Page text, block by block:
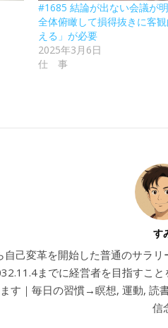
#1685 結論が出ない会議が
全体俯瞰して損得抜きに客
える」が必要
2025年3月6日
仕 事
す
自己変革を開始した普通のサラ
までに経営者を目指すこ
す｜毎日の習慣→瞑想, 運動, 読
信